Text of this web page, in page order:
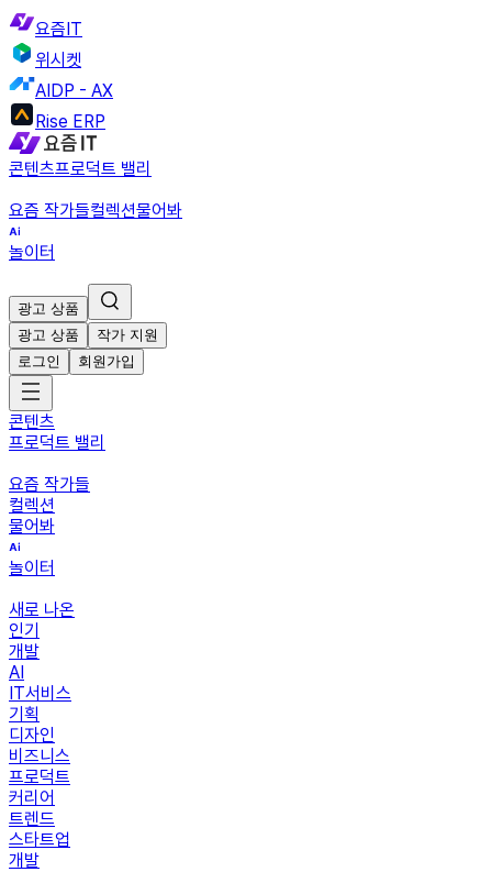
요즘IT
위시켓
AIDP - AX
Rise ERP
콘텐츠프로덕트 밸리
요즘 작가들컬렉션물어봐
놀이터
광고 상품
광고 상품
작가 지원
로그인
회원가입
콘텐츠
프로덕트 밸리
요즘 작가들
컬렉션
물어봐
놀이터
새로 나온
인기
개발
AI
IT서비스
기획
디자인
비즈니스
프로덕트
커리어
트렌드
스타트업
개발